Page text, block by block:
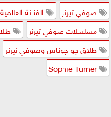
صوفي تيرنر
الفنانة
مسلسلات صوفي تيرنر
طلاق جو جوناس وصوفي تيرنر
Sophie Turner